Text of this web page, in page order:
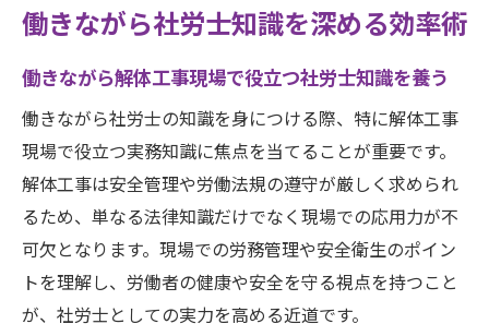
働きながら社労士知識を深める効率術
働きながら解体工事現場で役立つ社労士知識を養う
働きながら社労士の知識を身につける際、特に解体工事
現場で役立つ実務知識に焦点を当てることが重要です。
解体工事は安全管理や労働法規の遵守が厳しく求められ
るため、単なる法律知識だけでなく現場での応用力が不
可欠となります。現場での労務管理や安全衛生のポイン
トを理解し、労働者の健康や安全を守る視点を持つこと
が、社労士としての実力を高める近道です。